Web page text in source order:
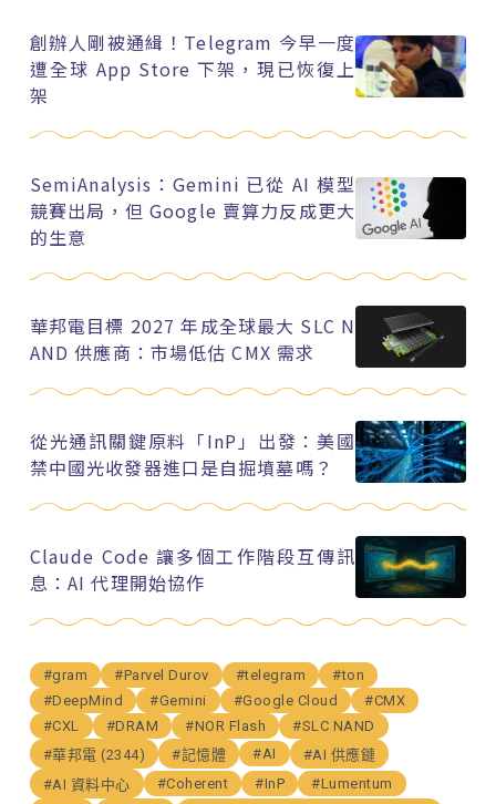
創辦人剛被通緝！Telegram 今早一度
遭全球 App Store 下架，現已恢復上
架
SemiAnalysis：Gemini 已從 AI 模型
競賽出局，但 Google 賣算力反成更大
的生意
華邦電目標 2027 年成全球最大 SLC N
AND 供應商：市場低估 CMX 需求
從光通訊關鍵原料「InP」出發：美國
禁中國光收發器進口是自掘墳墓嗎？
Claude Code 讓多個工作階段互傳訊
息：AI 代理開始協作
#gram #Parvel Durov #telegram
#ton
#DeepMind
#Gemini #Google Cloud
#CMX
#CXL
#DRAM #NOR Flash
#SLC NAND
#華邦電 (2344)
#記憶體 #AI
#AI 供應鏈
#AI 資料中心
#Coherent #InP
#Lumentum